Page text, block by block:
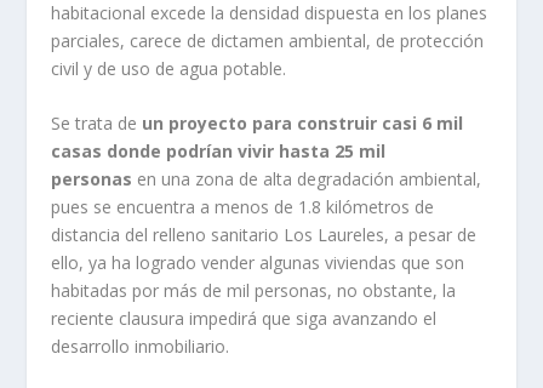
habitacional excede la densidad dispuesta en los planes
parciales, carece de dictamen ambiental, de protección
civil y de uso de agua potable.
Se trata de un proyecto para construir casi 6 mil
casas donde podrían vivir hasta 25 mil
personas en una zona de alta degradación ambiental,
pues se encuentra a menos de 1.8 kilómetros de
distancia del relleno sanitario Los Laureles, a pesar de
ello, ya ha logrado vender algunas viviendas que son
habitadas por más de mil personas, no obstante, la
reciente clausura impedirá que siga avanzando el
desarrollo inmobiliario.